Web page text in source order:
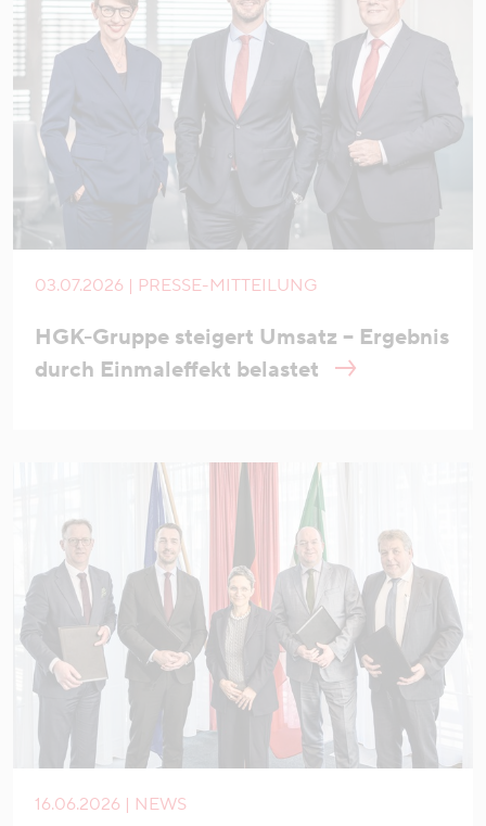
03.07.2026 | PRESSE-MITTEILUNG
HGK-Gruppe steigert Umsatz – Ergebnis
durch Einmaleffekt belastet
16.06.2026 | NEWS